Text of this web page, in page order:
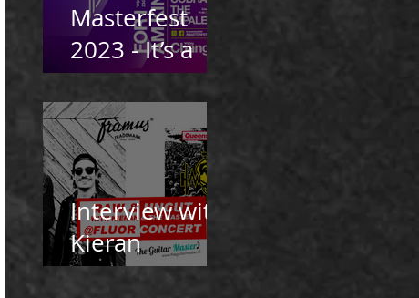
Masterfest
2023 - It’s a
wrap!
Interview with
Kieran
Robertson